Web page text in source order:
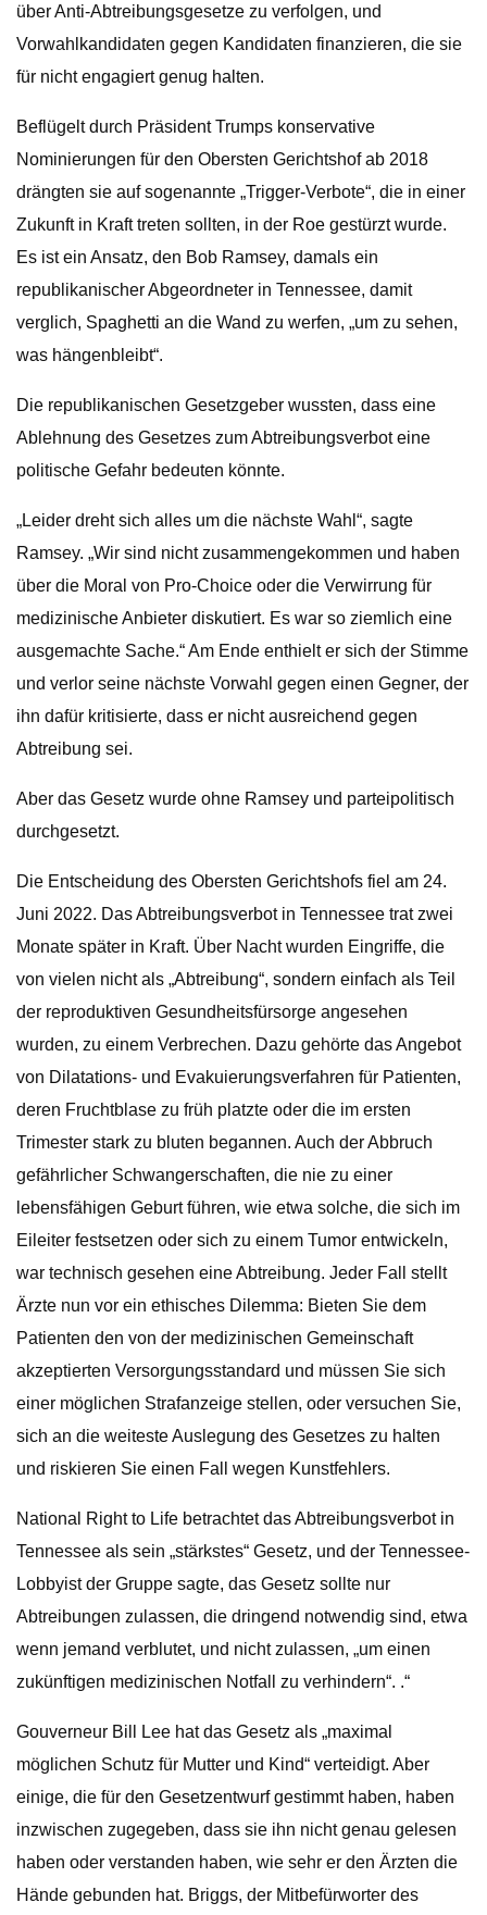
über Anti-Abtreibungsgesetze zu verfolgen, und
Vorwahlkandidaten gegen Kandidaten finanzieren, die sie
für nicht engagiert genug halten.
Beflügelt durch Präsident Trumps konservative
Nominierungen für den Obersten Gerichtshof ab 2018
drängten sie auf sogenannte „Trigger-Verbote“, die in einer
Zukunft in Kraft treten sollten, in der Roe gestürzt wurde.
Es ist ein Ansatz, den Bob Ramsey, damals ein
republikanischer Abgeordneter in Tennessee, damit
verglich, Spaghetti an die Wand zu werfen, „um zu sehen,
was hängenbleibt“.
Die republikanischen Gesetzgeber wussten, dass eine
Ablehnung des Gesetzes zum Abtreibungsverbot eine
politische Gefahr bedeuten könnte.
„Leider dreht sich alles um die nächste Wahl“, sagte
Ramsey. „Wir sind nicht zusammengekommen und haben
über die Moral von Pro-Choice oder die Verwirrung für
medizinische Anbieter diskutiert. Es war so ziemlich eine
ausgemachte Sache.“ Am Ende enthielt er sich der Stimme
und verlor seine nächste Vorwahl gegen einen Gegner, der
ihn dafür kritisierte, dass er nicht ausreichend gegen
Abtreibung sei.
Aber das Gesetz wurde ohne Ramsey und parteipolitisch
durchgesetzt.
Die Entscheidung des Obersten Gerichtshofs fiel am 24.
Juni 2022. Das Abtreibungsverbot in Tennessee trat zwei
Monate später in Kraft. Über Nacht wurden Eingriffe, die
von vielen nicht als „Abtreibung“, sondern einfach als Teil
der reproduktiven Gesundheitsfürsorge angesehen
wurden, zu einem Verbrechen. Dazu gehörte das Angebot
von Dilatations- und Evakuierungsverfahren für Patienten,
deren Fruchtblase zu früh platzte oder die im ersten
Trimester stark zu bluten begannen. Auch der Abbruch
gefährlicher Schwangerschaften, die nie zu einer
lebensfähigen Geburt führen, wie etwa solche, die sich im
Eileiter festsetzen oder sich zu einem Tumor entwickeln,
war technisch gesehen eine Abtreibung. Jeder Fall stellt
Ärzte nun vor ein ethisches Dilemma: Bieten Sie dem
Patienten den von der medizinischen Gemeinschaft
akzeptierten Versorgungsstandard und müssen Sie sich
einer möglichen Strafanzeige stellen, oder versuchen Sie,
sich an die weiteste Auslegung des Gesetzes zu halten
und riskieren Sie einen Fall wegen Kunstfehlers.
National Right to Life betrachtet das Abtreibungsverbot in
Tennessee als sein „stärkstes“ Gesetz, und der Tennessee-
Lobbyist der Gruppe sagte, das Gesetz sollte nur
Abtreibungen zulassen, die dringend notwendig sind, etwa
wenn jemand verblutet, und nicht zulassen, „um einen
zukünftigen medizinischen Notfall zu verhindern“. .“
Gouverneur Bill Lee hat das Gesetz als „maximal
möglichen Schutz für Mutter und Kind“ verteidigt. Aber
einige, die für den Gesetzentwurf gestimmt haben, haben
inzwischen zugegeben, dass sie ihn nicht genau gelesen
haben oder verstanden haben, wie sehr er den Ärzten die
Hände gebunden hat. Briggs, der Mitbefürworter des